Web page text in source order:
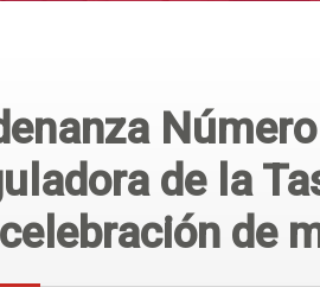
de la
de